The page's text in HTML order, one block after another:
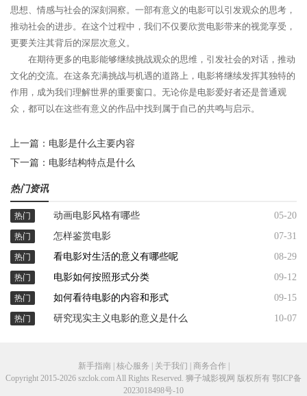
思想、情感与社会的深刻洞察。一部有意义的电影可以引发观众的思考，
推动社会的进步。在这个过程中，我们不仅要欣赏电影带来的视觉享受，
更要关注其背后的深层次意义。
在期待更多的电影能够继续挑战观众的思维，引发社会的对话，推动
文化的交流。在这条充满挑战与机遇的道路上，电影将继续发挥其独特的
作用，成为我们理解世界的重要窗口。无论你是电影爱好者还是普通观
众，都可以在这些有意义的作品中找到属于自己的共鸣与启示。
上一篇： 电影是什么主要内容
下一篇： 电影结构特点是什么
热门资讯
热门 动画电影风格有哪些 05-20
热门 怎样鉴赏电影 07-31
热门 看电影对生活的意义有哪些呢 08-29
热门 电影如何按照形式分类 09-12
热门 如何看待电影的内容和形式 09-15
热门 研究现实主义电影的意义是什么 10-07
新手指南 | 核心服务 | 关于我们 | 商务合作 |
Copyright 2015-2026 szclok.com All Rights Reserved. 狮子城影视网 版权所有 鄂ICP备
2023018498号-10